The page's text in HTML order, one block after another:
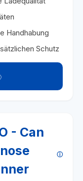
Handhabung
Schutz
- Can